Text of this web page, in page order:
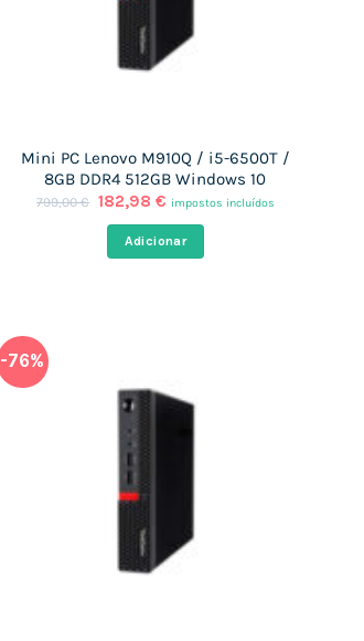
Mini PC Lenovo M910Q / i5-6500T /
8GB DDR4 512GB Windows 10
799,00€ O
original
era:
182,98 €O
atual
é:
impostos incluídos
Adicionar
-76%